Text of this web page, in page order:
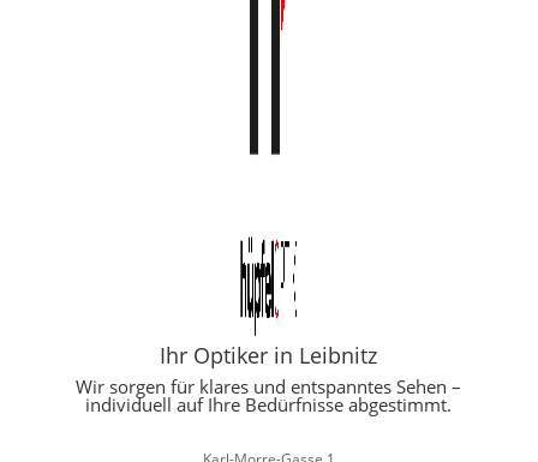
Ihr Optiker in Leibnitz
Wir sorgen für klares und entspanntes Sehen –
individuell auf Ihre Bedürfnisse abgestimmt.